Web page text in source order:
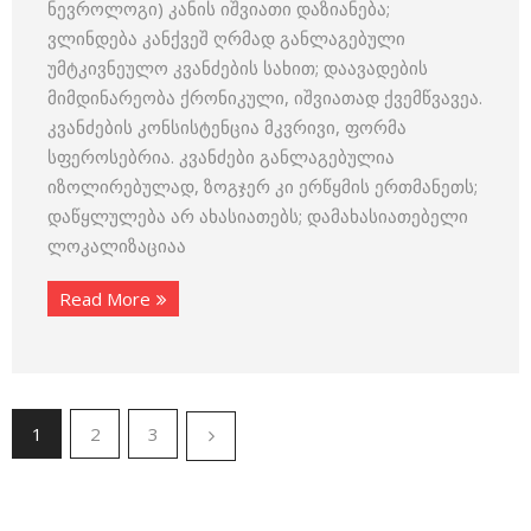
ნევროლოგი) კანის იშვიათი დაზიანება;
ვლინდება კანქვეშ ღრმად განლაგებული
უმტკივნეულო კვანძების სახით; დაავადების
მიმდინარეობა ქრონიკული, იშვიათად ქვემწვავეა.
კვანძების კონსისტენცია მკვრივი, ფორმა
სფეროსებრია. კვანძები განლაგებულია
იზოლირებულად, ზოგჯერ კი ერწყმის ერთმანეთს;
დაწყლულება არ ახასიათებს; დამახასიათებელი
ლოკალიზაციაა
Read More
1 2 3